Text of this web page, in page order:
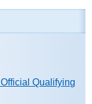
Qualifying